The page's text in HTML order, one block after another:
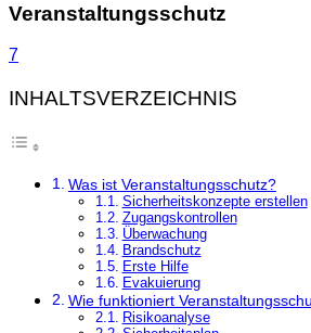
Veranstaltungsschutz
7
INHALTSVERZEICHNIS
Was ist Veranstaltungsschutz?
Sicherheitskonzepte erstellen
Zugangskontrollen
Überwachung
Brandschutz
Erste Hilfe
Evakuierung
Wie funktioniert
Risikoanalyse